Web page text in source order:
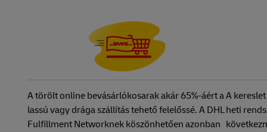
A törölt online bevásárlókosarak akár 65%-áért a
lassú vagy drága szállítás tehető felelőssé. A DHL
Fulfillment Networknek köszönhetően azonban
A
heti